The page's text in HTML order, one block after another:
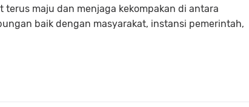
terus maju dan menjaga kekompakan di antara
baik dengan masyarakat, instansi pemerintah,